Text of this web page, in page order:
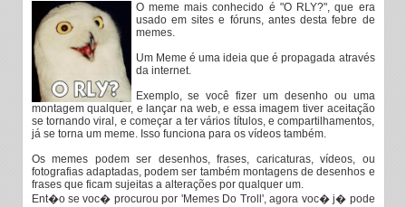
O meme mais conhecido é "O RLY?", que era
usado em sites e fóruns, antes desta febre de
memes.
Um Meme é uma ideia que é propagada através
da internet.
Exemplo, se você fizer um desenho ou uma
montagem qualquer, e lançar na web, e essa imagem tiver aceitação
se tornando viral, e começar a ter vários títulos, e compartilhamentos,
já se torna um meme. Isso funciona para os vídeos também.
Os memes podem ser desenhos, frases, caricaturas, vídeos, ou
fotografias adaptadas, podem ser também montagens de desenhos e
frases que ficam sujeitas a alterações por qualquer um.
Ent�o se voc� procurou por 'Memes Do Troll', agora voc� j� pode